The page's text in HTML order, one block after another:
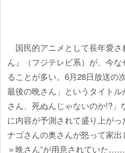
国民的アニメとして長年愛さ
ん』（フジテレビ系）が、今
ることが多い。6月28日放送の
最後の晩さん」というタイト
さん、死ぬんじゃないのか!?
に内容が予測されて盛り上が
ナゴさんの奥さんが怒って家出
＝晩さん”が用意されていた